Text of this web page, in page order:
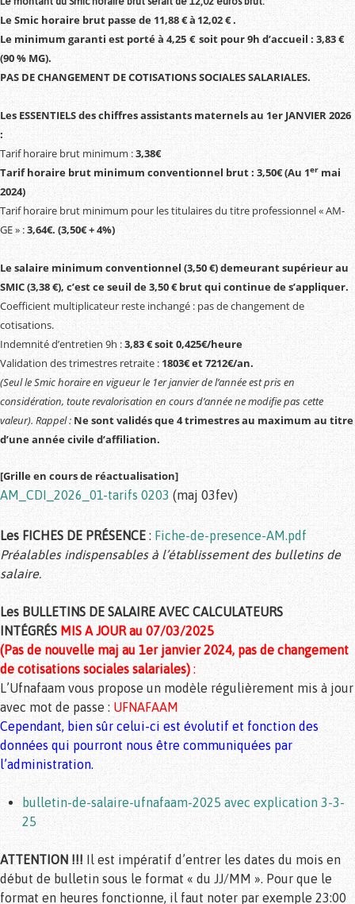
Le Smic horaire brut passe de 11,88€ à 12,02€ .
Le minimum garanti est porté à 4,25 € soit pour 9h d’accueil : 3,83€
(90 % MG).
PAS DE CHANGEMENT DE COTISATIONS SOCIALES SALARIALES.
Les ESSENTIELS des chiffres assistants maternels au 1er JANVIER 2026
:
Tarif horaire brut minimum :3,38€
Tarif horaire brut minimum conventionnel brut :3,50€(Au 1er mai
2024)
Tarif horaire brut minimum pour les titulaires du titre professionnel « AM-
GE » :3,64€. (3,50€ + 4%)
Le salaire minimum conventionnel (3,50 €) demeurant supérieur au
SMIC (3,38 €), c’est ce seuil de3,50 € brutqui continue de s’appliquer.
Coefficient multiplicateur reste inchangé : pas de changement de
cotisations.
Indemnité d’entretien 9h :3,83€soit 0,425€/heure
Validation des trimestres retraite :1803€et7212€/an.
(Seul le Smic horaire en vigueur le 1er janvier de l’année est pris en
considération, toute revalorisation en cours d’année ne modifie pas cette
valeur). Rappel : Ne sont validés que 4 trimestres au maximum au titre
d’une année civile d’affiliation.
[Grille en cours de réactualisation]
AM_CDI_2026_01-tarifs 0203 (maj 03fev)
Les FICHES DE PRÉSENCE : Fiche-de-presence-AM.pdf
Préalables indispensables à l’établissement des bulletins de
salaire.
Les BULLETINS DE SALAIRE AVEC CALCULATEURS
INTÉGRÉS MIS A JOUR au 07/03/2025
(Pas de nouvelle maj au 1er janvier 2024, pas de changement
de cotisations sociales salariales) :
L’Ufnafaam vous propose un modèle régulièrement mis à jour
avec mot de passe : UFNAFAAM
Cependant, bien sûr celui-ci est évolutif et fonction des
données qui pourront nous être communiquées par
l’administration.
bulletin-de-salaire-ufnafaam-2025 avec explication 3-3-
25
ATTENTION !!! Il est impératif d’entrer les dates du mois en
début de bulletin sous le format « du JJ/MM ». Pour que le
format en heures fonctionne, il faut noter par exemple 23:00